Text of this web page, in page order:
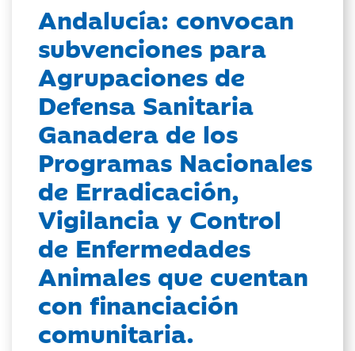
Andalucía: convocan
subvenciones para
Agrupaciones de
Defensa Sanitaria
Ganadera de los
Programas Nacionales
de Erradicación,
Vigilancia y Control
de Enfermedades
Animales que cuentan
con financiación
comunitaria.